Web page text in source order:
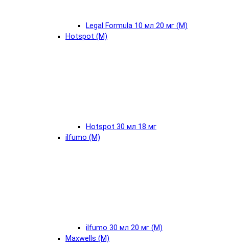
Legal Formula 10 мл 20 мг (М)
Hotspot (М)
Hotspot 30 мл 18 мг
ilfumo (М)
ilfumo 30 мл 20 мг (М)
Maxwells (М)